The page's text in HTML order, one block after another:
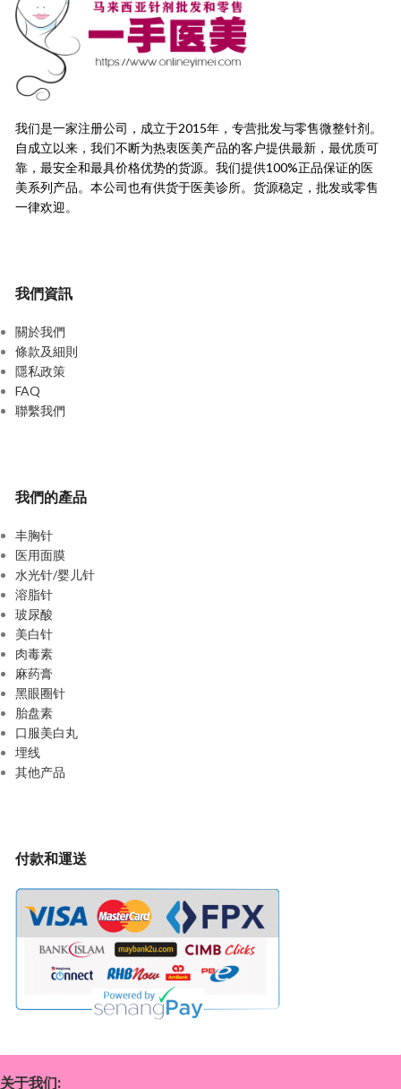
我们是一家注册公司，成立于2015年， 专营批发与零售微整针剂。
自成立以来，我们不断为热衷医美产品的客户提供最新， 最优质可
靠，最安全和最具价格优势的货源。 我们提供100%正品保证的医
美系列产品。本公司也有供货于医美诊所。货源稳定， 批发或零售
一律欢迎。
我們資訊
關於我們
條款及細則
隱私政策
FAQ
聯繫我們
我們的產品
丰胸针
医用面膜
水光针/婴儿针
溶脂针
玻尿酸
美白针
肉毒素
麻药膏
黑眼圈针
胎盘素
口服美白丸
埋线
其他产品
付款和運送
关于我们: